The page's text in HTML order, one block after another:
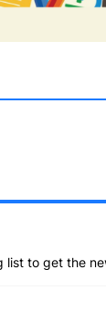
list to get the